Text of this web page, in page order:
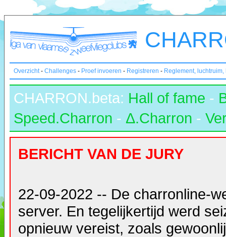
Overzicht- Challenges - Proef invoeren - Registreren - Reglement,
CHARRON.beta: Hall of fame -
Speed.Charron - Δ.Charron -
BERICHT VAN DE JURY
22-09-2022 -- De charronline-
server. En tegelijkertijd werd
opnieuw vereist, zoals